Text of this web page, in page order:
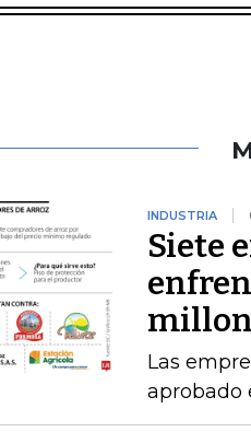
INDUSTRIA
Siete
Las
aprobado